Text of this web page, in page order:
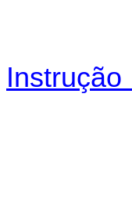
Instrução